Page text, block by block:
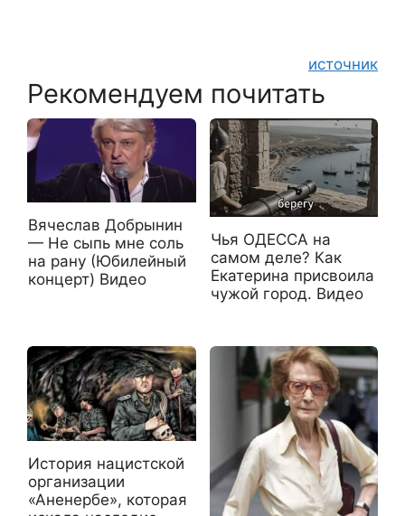
источник
Рекомендуем почитать
Вячеслав Добрынин
— Не сыпь мне соль
на рану (Юбилейный
концерт) Видео
Чья ОДЕССА на
самом деле? Как
Екатерина присвоила
чужой город. Видео
История нацистской
организации
«Аненербе», которая